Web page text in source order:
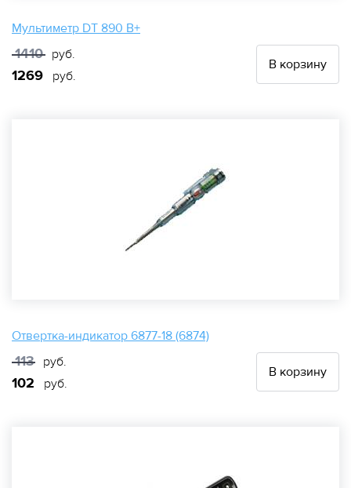
Мультиметр DT 890 B+
1410 руб.
1269 руб.
В корзину
Отвертка-индикатор 6877-18 (6874)
113 руб.
102 руб.
В корзину